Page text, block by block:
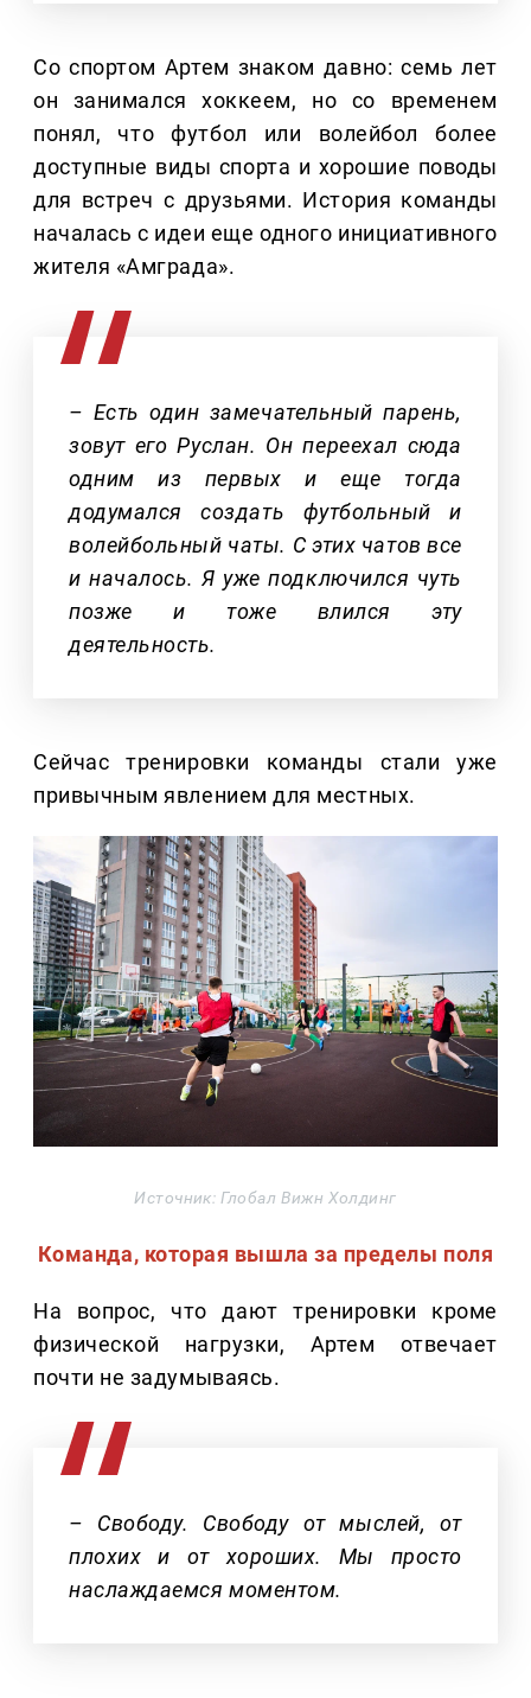
Со спортом Артем знаком давно: семь лет
он занимался хоккеем, но со временем
понял, что футбол или волейбол более
доступные виды спорта и хорошие поводы
для встреч с друзьями. История команды
началась с идеи еще одного инициативного
жителя «Амграда».
– Есть один замечательный парень,
зовут его Руслан. Он переехал сюда
одним из первых и еще тогда
додумался создать футбольный и
волейбольный чаты. С этих чатов все
и началось. Я уже подключился чуть
позже и тоже влился эту
деятельность.
Сейчас тренировки команды стали уже
привычным явлением для местных.
Источник: Глобал Вижн Холдинг
Команда, которая вышла за пределы поля
На вопрос, что дают тренировки кроме
физической нагрузки, Артем отвечает
почти не задумываясь.
– Свободу. Свободу от мыслей, от
плохих и от хороших. Мы просто
наслаждаемся моментом.